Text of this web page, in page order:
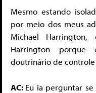
Mesmo estando
por meio dos meus
Michael
Harrington porque
doutrinário de controle
AC: Eu ia perguntar